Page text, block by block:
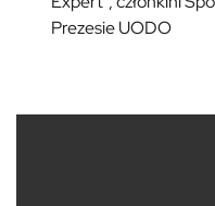
Prezesie UODO